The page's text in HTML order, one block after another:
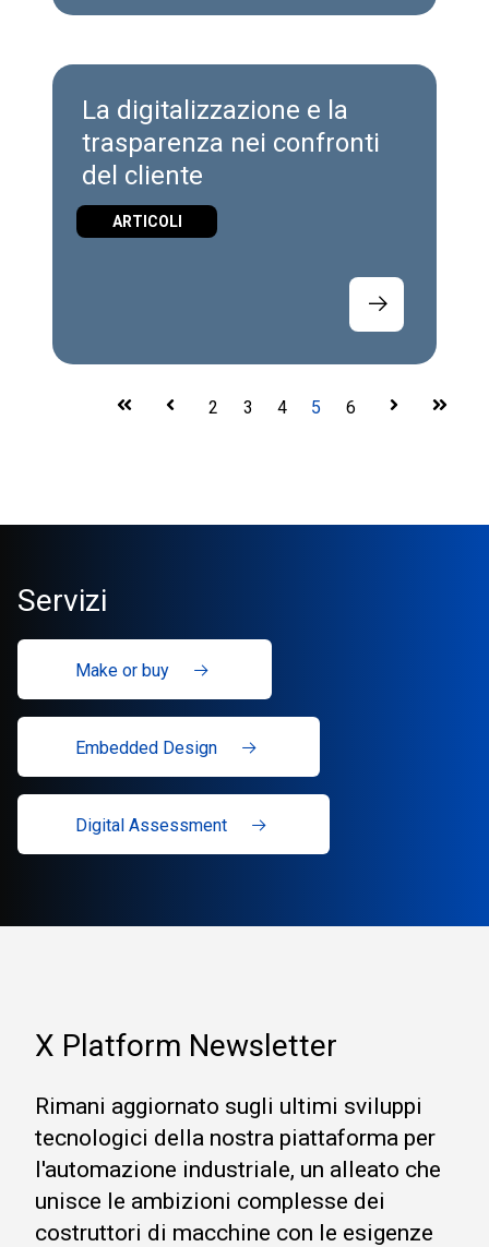
La digitalizzazione e la
trasparenza nei confronti
del cliente
ARTICOLI
First Prev 2 3 4 5 6 Next Last
Servizi
Make or buy
Embedded Design
Digital Assessment
X Platform Newsletter
Rimani aggiornato sugli ultimi sviluppi
tecnologici della nostra piattaforma per
l'automazione industriale, un alleato che
unisce le ambizioni complesse dei
costruttori di macchine con le esigenze